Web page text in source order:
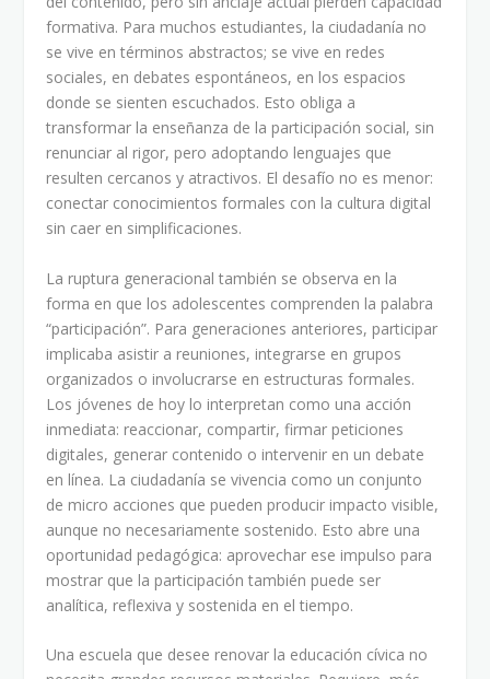
formativa. Para muchos estudiantes, la ciudadanía no
se vive en términos abstractos; se vive en redes
sociales, en debates espontáneos, en los espacios
donde se sienten escuchados. Esto obliga a
transformar la enseñanza de la participación social, sin
renunciar al rigor, pero adoptando lenguajes que
resulten cercanos y atractivos. El desafío no es menor:
conectar conocimientos formales con la cultura digital
sin caer en simplificaciones.
La ruptura generacional también se observa en la
forma en que los adolescentes comprenden la palabra
“participación”. Para generaciones anteriores, participar
implicaba asistir a reuniones, integrarse en grupos
organizados o involucrarse en estructuras formales.
Los jóvenes de hoy lo interpretan como una acción
inmediata: reaccionar, compartir, firmar peticiones
digitales, generar contenido o intervenir en un debate
en línea. La ciudadanía se vivencia como un conjunto
de micro acciones que pueden producir impacto visible,
aunque no necesariamente sostenido. Esto abre una
oportunidad pedagógica: aprovechar ese impulso para
mostrar que la participación también puede ser
analítica, reflexiva y sostenida en el tiempo.
Una escuela que desee renovar la educación cívica no